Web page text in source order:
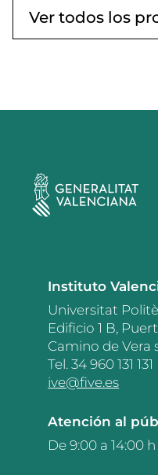
Ver todos los
Instituto
Universitat
Edificio 1 B,
Camino de Vera
Tel. 34 960 131 131
ive@five.es
Atención al
De 9:00 a 14:00